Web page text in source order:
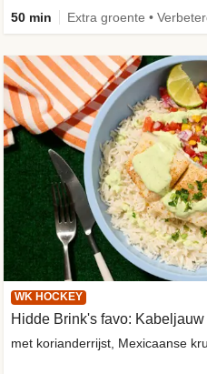
50 min
WK HOCKEY
met korianderrijst, Mexicaanse